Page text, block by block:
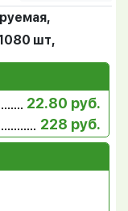
шт,
22.80 руб.
228 руб.